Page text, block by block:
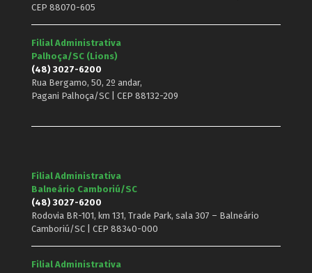
CEP 88070-605
Filial Administrativa
Palhoça/SC (Lions)
(48) 3027-6200
Rua Bergamo, 50, 2º andar,
Pagani Palhoça/SC | CEP 88132-209
Filial Administrativa
Balneário Camboriú/SC
(48) 3027-6200
Rodovia BR-101, km 131, Trade Park, sala 307 – Balneário
Camboriú/SC | CEP 88340-000
Filial Administrativa